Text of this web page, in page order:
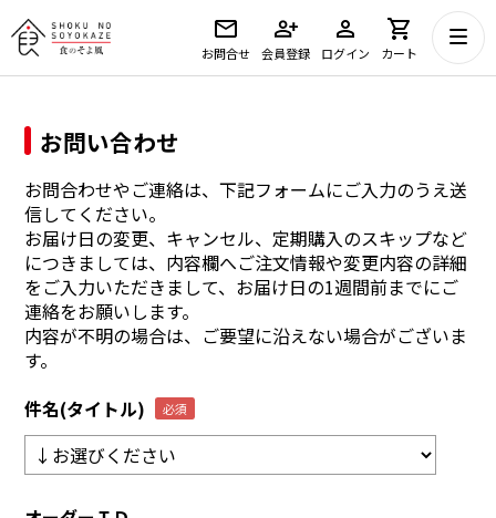
お問合せ 会員登録 ログイン カート
お問い合わせ
お問合わせやご連絡は、下記フォームにご入力のうえ送
信してください。
お届け日の変更、キャンセル、定期購入のスキップなど
につきましては、内容欄へご注文情報や変更内容の詳細
をご入力いただきまして、お届け日の1週間前までにご
連絡をお願いします。
内容が不明の場合は、ご要望に沿えない場合がございま
す。
件名(タイトル)